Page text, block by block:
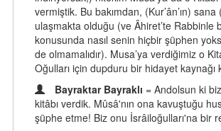
vermiştik. Bu bakımdan, (Kur’ân’ın) sana
ulaşmakta olduğu (ve Âhiret’te Rabbinle
konusunda nasıl senin hiçbir şüphen
de olmamalıdır). Musa’ya verdiğimiz o
Oğulları için dupduru bir hidayet kaynağı
Bayraktar Bayraklı = Andolsun ki
kitâbı verdik. Mûsâ'nın ona kavuştuğu
şüphe etme! Biz onu İsrâiloğulları'na bir